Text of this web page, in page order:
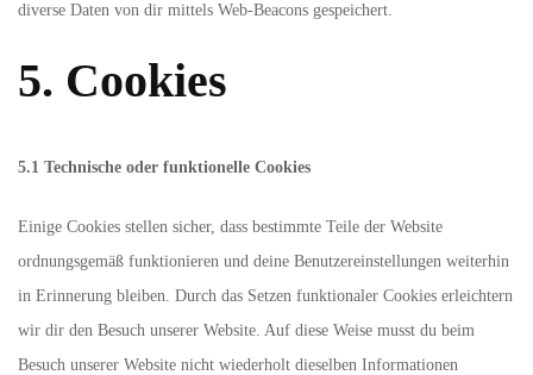
diverse Daten von dir mittels Web-Beacons gespeichert.
5. Cookies
5.1 Technische oder funktionelle Cookies
Einige Cookies stellen sicher, dass bestimmte Teile der Website
ordnungsgemäß funktionieren und deine Benutzereinstellungen weiterhin
in Erinnerung bleiben. Durch das Setzen funktionaler Cookies erleichtern
wir dir den Besuch unserer Website. Auf diese Weise musst du beim
Besuch unserer Website nicht wiederholt dieselben Informationen